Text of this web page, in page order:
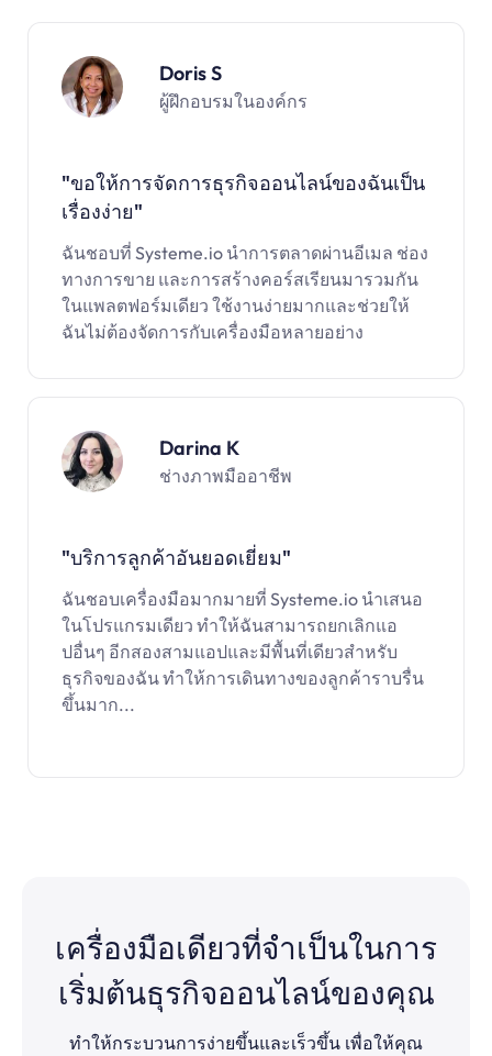
Doris S
ผู้ฝึกอบรมในองค์กร
"ขอให้การจัดการธุรกิจออนไลน์ของฉันเป็น
เรื่องง่าย"
ฉันชอบที่ Systeme.io นำการตลาดผ่านอีเมล ช่อง
ทางการขาย และการสร้างคอร์สเรียนมารวมกัน
ในแพลตฟอร์มเดียว ใช้งานง่ายมากและช่วยให้
ฉันไม่ต้องจัดการกับเครื่องมือหลายอย่าง
Darina K
ช่างภาพมืออาชีพ
"บริการลูกค้าอันยอดเยี่ยม"
ฉันชอบเครื่องมือมากมายที่ Systeme.io นำเสนอ
ในโปรแกรมเดียว ทำให้ฉันสามารถยกเลิกแอ
ปอื่นๆ อีกสองสามแอปและมีพื้นที่เดียวสำหรับ
ธุรกิจของฉัน ทำให้การเดินทางของลูกค้าราบรื่น
ขึ้นมาก...
เครื่องมือเดียวที่จำเป็นในการ
เริ่มต้นธุรกิจออนไลน์ของคุณ
ทำให้กระบวนการง่ายขึ้นและเร็วขึ้น เพื่อให้คุณ